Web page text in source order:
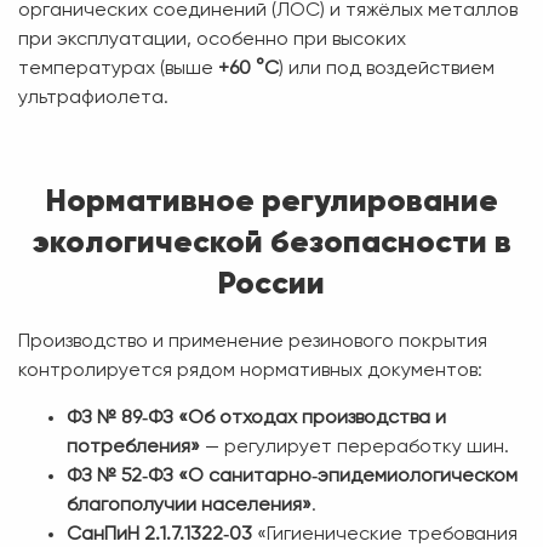
органических соединений (ЛОС) и тяжёлых металлов
при эксплуатации, особенно при высоких
температурах (выше +60 °C) или под воздействием
ультрафиолета.
Нормативное регулирование
экологической безопасности в
России
Производство и применение резинового покрытия
контролируется рядом нормативных документов:
ФЗ № 89‑ФЗ «Об отходах производства и
потребления» — регулирует переработку шин.
ФЗ № 52‑ФЗ «О санитарно‑эпидемиологическом
благополучии населения».
СанПиН 2.1.7.1322‑03 «Гигиенические требования